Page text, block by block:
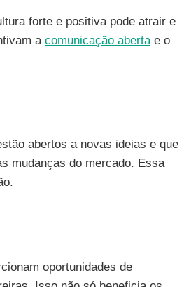
forte e positiva pode atrair e
a comunicação aberta e o
abertos a novas ideias e que
mudanças do mercado. Essa
oportunidades de